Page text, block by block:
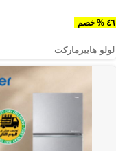
٤٦ % خصم
لولو هايبرماركت